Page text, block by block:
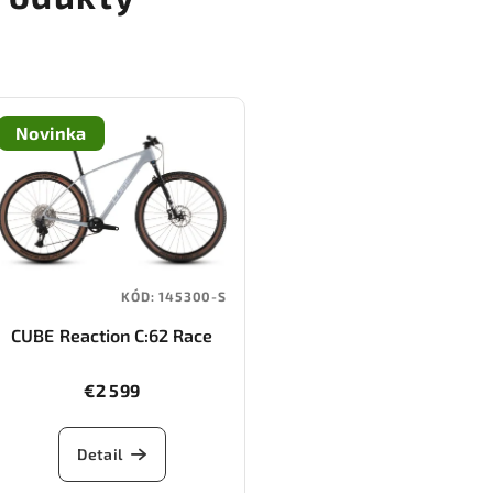
Novinka
CUBE Reaction C:62 Race
€2 599
Detail
KÓD:145300-S